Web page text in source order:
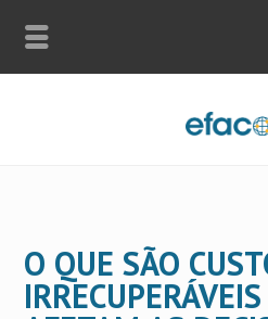
O QUE SÃO